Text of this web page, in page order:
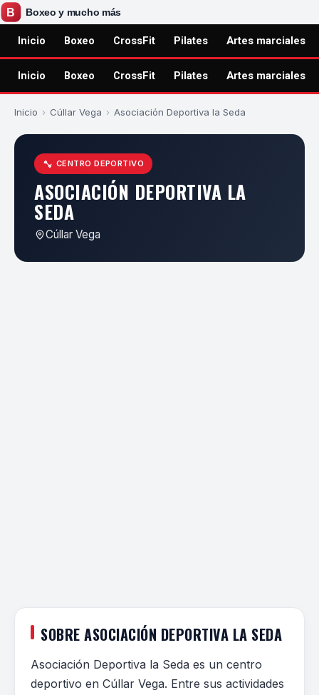
Inicio Boxeo CrossFit Pilates Artes marciales
Inicio Boxeo CrossFit Pilates Artes marciales
Inicio › Cúllar Vega › Asociación Deportiva la Seda
CENTRO DEPORTIVO
ASOCIACIÓN DEPORTIVA LA
SEDA
Cúllar Vega
SOBRE ASOCIACIÓN DEPORTIVA LA SEDA
Asociación Deportiva la Seda es un centro
deportivo en Cúllar Vega. Entre sus actividades